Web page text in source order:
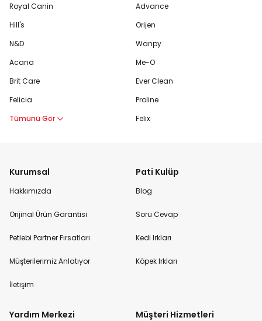
Royal Canin
Hill's
N&D
Acana
Brit Care
Felicia
Tümünü Gör
Advance
Orijen
Wanpy
Me-O
Ever Clean
Proline
Felix
Kurumsal
Hakkımızda
Orijinal Ürün Garantisi
Petlebi Partner Fırsatları
Müşterilerimiz Anlatıyor
İletişim
Pati Kulüp
Blog
Soru Cevap
Kedi Irkları
Köpek Irkları
Yardım Merkezi Müşteri Hizmetleri